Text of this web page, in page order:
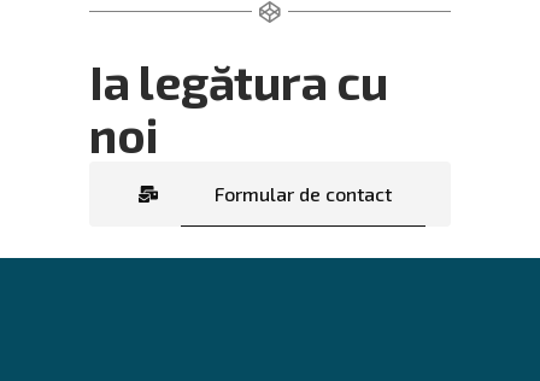
Ia legătura cu
noi
Formular de contact